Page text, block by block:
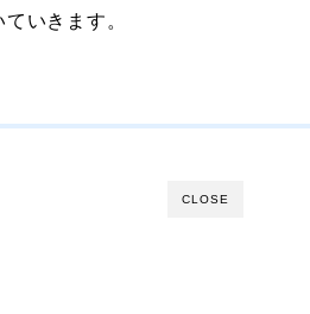
いきます。
CLOSE